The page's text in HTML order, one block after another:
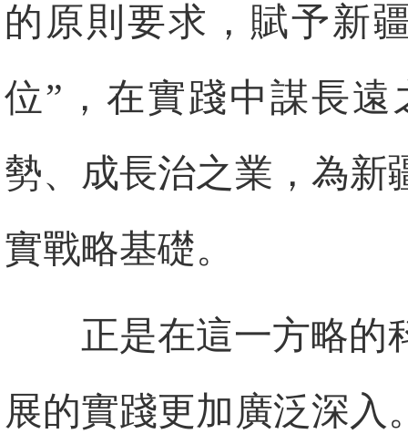
的原則要求，賦予新
位”，在實踐中謀長
勢、成長治之業，為新
實戰略基礎。
正是在這一方略的
展的實踐更加廣泛深入